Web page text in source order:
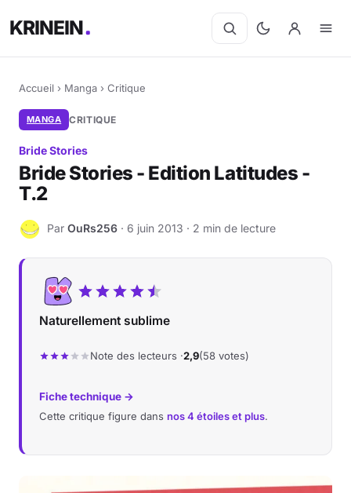
KRINEIN
Accueil › Manga › Critique
MANGA CRITIQUE
Bride Stories
Bride Stories - Edition Latitudes -
T.2
O Par OuRs256 · 6 juin 2013 · 2 min de lecture
Naturellement sublime
Note des lecteurs ·2,9(58 votes)
Fiche technique →
Cette critique figure dans nos 4 étoiles et plus.